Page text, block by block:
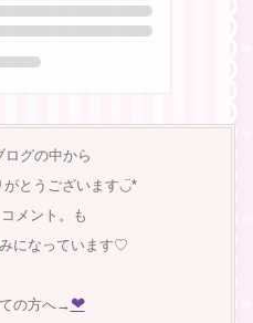
ログの中から
がとうございます◡̈︎*
メント。も
になっています♡
の方へ→ ❤︎